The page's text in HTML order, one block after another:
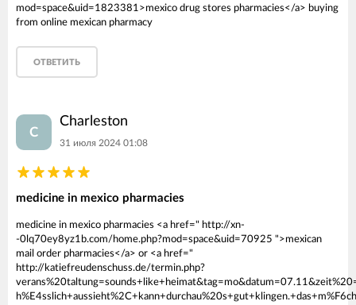
mod=space&uid=1823381>mexico drug stores pharmacies</a> buying
from online mexican pharmacy
ОТВЕТИТЬ
C
Charleston
31 июля 2024 01:08
medicine in mexico pharmacies
medicine in mexico pharmacies <a href=" http://xn-
-0lq70ey8yz1b.com/home.php?mod=space&uid=70925 ">mexican
mail order pharmacies</a> or <a href="
http://katiefreudenschuss.de/termin.php?